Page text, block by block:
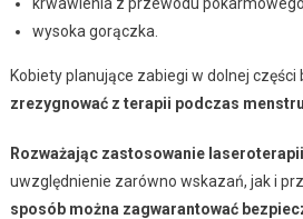
wysoka gorączka.
Kobiety planujące zabiegi w dolnej
zrezygnować z terapii podczas
Rozważając zastosowanie laseroterapii
uwzględnienie zarówno wskazań, jak i
sposób można zagwarantować